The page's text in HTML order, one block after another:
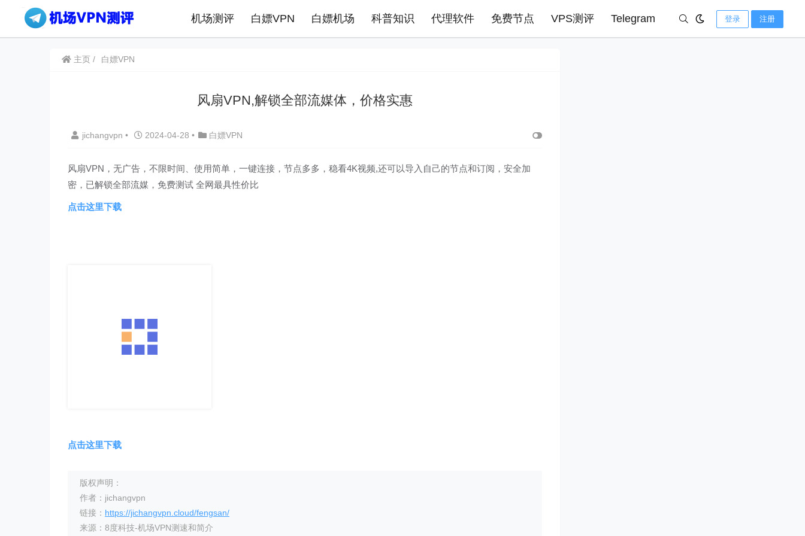
机场测评 白嫖VPN 白嫖机场 科普知识 代理软件 免费节点 VPS测评 Telegram 登录 注册
主页 白嫖VPN
风扇VPN,解锁全部流媒体，价格实惠
jichangvpn • 2024-04-28 • 白嫖VPN
风扇VPN，无广告，不限时间、使用简单，一键连接，节点多多，稳看4K视频,还可以导入自己的节点和订阅，安全加
密，已解锁全部流媒，免费测试 全网最具性价比
点击这里下载
点击这里下载
版权声明：
作者：jichangvpn
链接： https://jichangvpn.cloud/fengsan/
来源：8度科技-机场VPN测速和简介